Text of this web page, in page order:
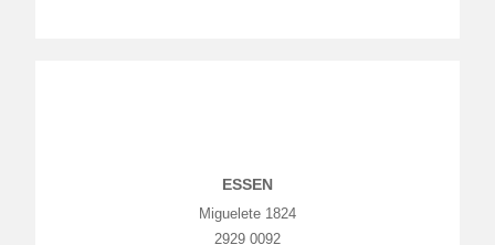
ESSEN
Miguelete 1824
2929 0092